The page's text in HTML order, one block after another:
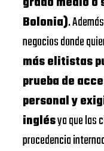
Bolonia).
negocios donde
más elitistas
prueba de
personal y
inglésya que las
procedencia